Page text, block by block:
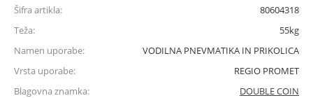
Šifra artikla:
80604318
Teža:
55kg
Namen uporabe:
VODILNA PNEVMATIKA IN PRIKOLICA
Vrsta uporabe:
REGIO PROMET
Blagovna znamka:
DOUBLE COIN